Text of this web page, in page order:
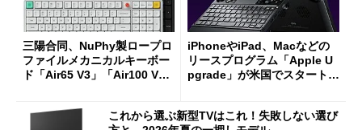
三陽合同、NuPhy製ロープロ
ファイルメカニカルキーボー
ド「Air65 V3」「Air100 V
iPhoneやiPad、Macなどの
リースプログラム「Apple U
pgrade」が米国でスタート／
ut」が明...
これから選ぶ新型TVはこれ！失敗しない選び